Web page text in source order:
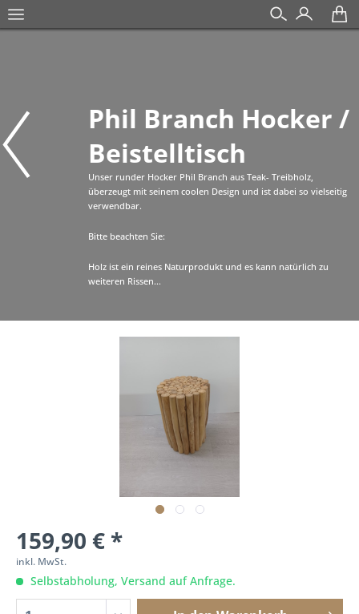
Phil Branch Hocker /
Beistelltisch
Unser runder Hocker Phil Branch aus Teak- Treibholz,
überzeugt mit seinem coolen Design und ist dabei so vielseitig
verwendbar.
Bitte beachten Sie:
Holz ist ein reines Naturprodukt und es kann natürlich zu
weiteren Rissen...
159,90 € *
inkl. MwSt.
Selbstabholung, Versand auf Anfrage.